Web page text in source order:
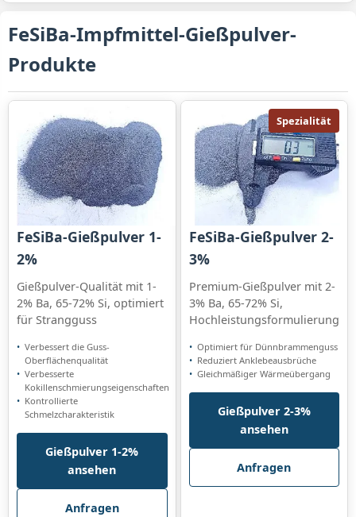
FeSiBa-Impfmittel-Gießpulver-
Produkte
FeSiBa-Gießpulver 1-
2%
Gießpulver-Qualität mit 1-
2% Ba, 65-72% Si, optimiert
für Strangguss
Verbessert die Guss-
Oberflächenqualität
Verbesserte
Kokillenschmierungseigenschaften
Kontrollierte
Schmelzcharakteristik
Gießpulver 1-2%
ansehen
Anfragen
Spezialität
FeSiBa-Gießpulver 2-
3%
Premium-Gießpulver mit 2-
3% Ba, 65-72% Si,
Hochleistungsformulierung
Optimiert für Dünnbrammenguss
Reduziert Anklebeausbrüche
Gleichmäßiger Wärmeübergang
Gießpulver 2-3%
ansehen
Anfragen